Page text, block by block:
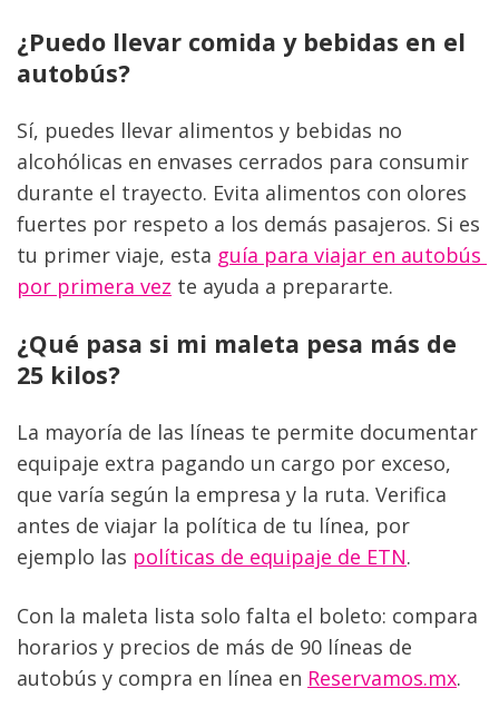
¿Puedo llevar comida y bebidas en el
autobús?
Sí, puedes llevar alimentos y bebidas no
alcohólicas en envases cerrados para consumir
durante el trayecto. Evita alimentos con olores
fuertes por respeto a los demás pasajeros. Si es
tu primer viaje, esta guía para viajar en autobús
por primera vez te ayuda a prepararte.
¿Qué pasa si mi maleta pesa más de
25 kilos?
La mayoría de las líneas te permite documentar
equipaje extra pagando un cargo por exceso,
que varía según la empresa y la ruta. Verifica
antes de viajar la política de tu línea, por
ejemplo las políticas de equipaje de ETN.
Con la maleta lista solo falta el boleto: compara
horarios y precios de más de 90 líneas de
autobús y compra en línea en Reservamos.mx.